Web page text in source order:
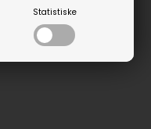
Statistiske